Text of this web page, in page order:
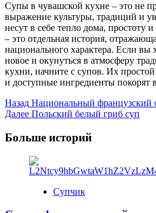
Супы в чувашской кухне – это не
выражение культуры, традиций и
несут в себе тепло дома, простоту
– это отдельная история,
национального характера. Если вы
новое и окунуться в атмосферу
кухни, начните с супов. Их
и доступные ингредиенты покорят
Post
Navigation
Назад Национальный французский
Далее Польский белый гриб суп
Больше историй
Супчик